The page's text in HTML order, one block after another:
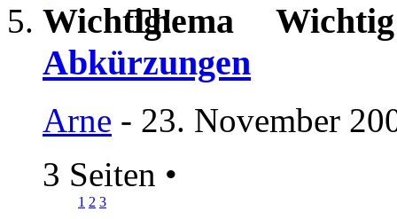
Abkürzungen
Arne - 23. November
3 Seiten •
1 2 3